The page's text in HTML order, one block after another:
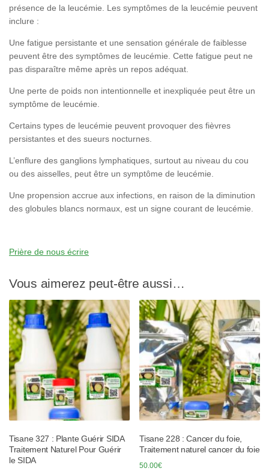
présence de la leucémie. Les symptômes de la leucémie peuvent
inclure :
Une fatigue persistante et une sensation générale de faiblesse
peuvent être des symptômes de leucémie. Cette fatigue peut ne
pas disparaître même après un repos adéquat.
Une perte de poids non intentionnelle et inexpliquée peut être un
symptôme de leucémie.
Certains types de leucémie peuvent provoquer des fièvres
persistantes et des sueurs nocturnes.
L’enflure des ganglions lymphatiques, surtout au niveau du cou
ou des aisselles, peut être un symptôme de leucémie.
Une propension accrue aux infections, en raison de la diminution
des globules blancs normaux, est un signe courant de leucémie.
Prière de nous écrire
Vous aimerez peut-être aussi…
Tisane 327 : Plante Guérir SIDA
Traitement Naturel Pour Guérir
le SIDA
Tisane 228 : Cancer du foie,
Traitement naturel cancer du foie
50.00€